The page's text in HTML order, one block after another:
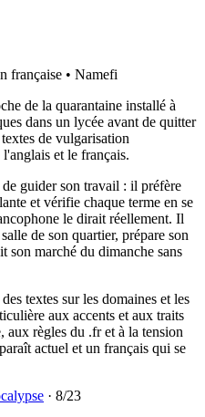
française • Namefi
de la quarantaine installé à
dans un lycée avant de quitter
de vulgarisation
et le français.
guider son travail : il préfère
et vérifie chaque terme en se
le dirait réellement. Il
de son quartier, prépare son
son marché du dimanche sans
textes sur les domaines et les
aux accents et aux traits
aux règles du .fr et à la tension
actuel et un français qui se
· 8/23